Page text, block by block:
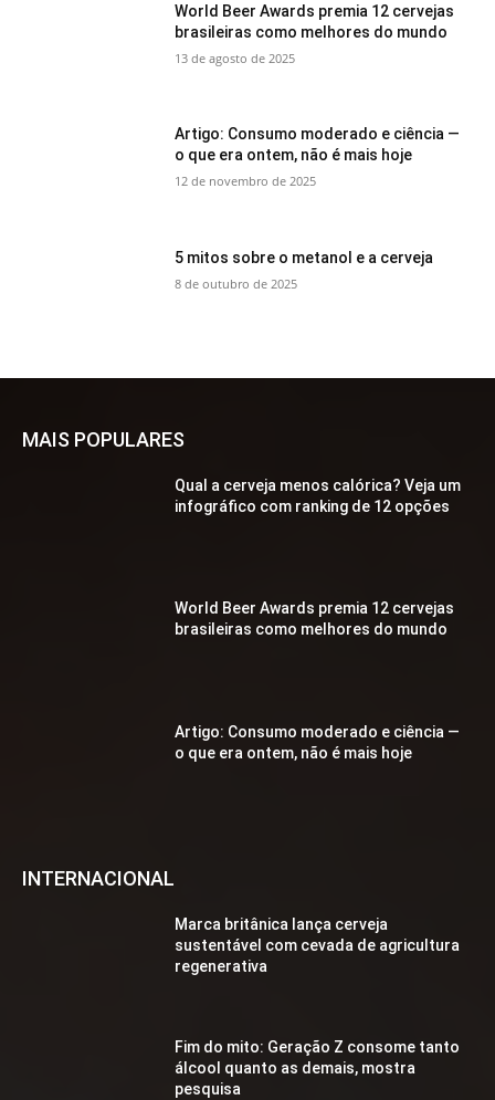
World Beer Awards premia 12 cervejas
brasileiras como melhores do mundo
13 de agosto de 2025
Artigo: Consumo moderado e ciência —
o que era ontem, não é mais hoje
12 de novembro de 2025
5 mitos sobre o metanol e a cerveja
8 de outubro de 2025
MAIS POPULARES
Qual a cerveja menos calórica? Veja um
infográfico com ranking de 12 opções
World Beer Awards premia 12 cervejas
brasileiras como melhores do mundo
Artigo: Consumo moderado e ciência —
o que era ontem, não é mais hoje
INTERNACIONAL
Marca britânica lança cerveja
sustentável com cevada de agricultura
regenerativa
Fim do mito: Geração Z consome tanto
álcool quanto as demais, mostra
pesquisa